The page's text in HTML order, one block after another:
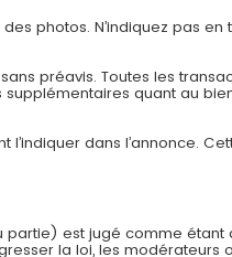
photos. N’indiquez pas en
préavis. Toutes les
quant au
dans l’annonce.
partie) est jugé comme étant
la loi, les modérateurs